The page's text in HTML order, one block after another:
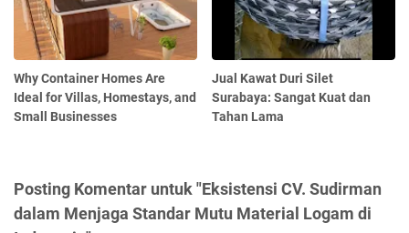
Why Container Homes Are
Ideal for Villas, Homestays, and
Small Businesses
Jual Kawat Duri Silet
Surabaya: Sangat Kuat dan
Tahan Lama
Posting Komentar untuk "Eksistensi CV. Sudirman
dalam Menjaga Standar Mutu Material Logam di